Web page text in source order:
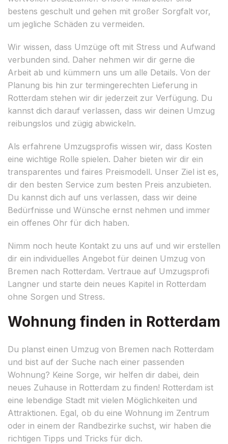
bestens geschult und gehen mit großer Sorgfalt vor,
um jegliche Schäden zu vermeiden.
Wir wissen, dass Umzüge oft mit Stress und Aufwand
verbunden sind. Daher nehmen wir dir gerne die
Arbeit ab und kümmern uns um alle Details. Von der
Planung bis hin zur termingerechten Lieferung in
Rotterdam stehen wir dir jederzeit zur Verfügung. Du
kannst dich darauf verlassen, dass wir deinen Umzug
reibungslos und zügig abwickeln.
Als erfahrene Umzugsprofis wissen wir, dass Kosten
eine wichtige Rolle spielen. Daher bieten wir dir ein
transparentes und faires Preismodell. Unser Ziel ist es,
dir den besten Service zum besten Preis anzubieten.
Du kannst dich auf uns verlassen, dass wir deine
Bedürfnisse und Wünsche ernst nehmen und immer
ein offenes Ohr für dich haben.
Nimm noch heute Kontakt zu uns auf und wir erstellen
dir ein individuelles Angebot für deinen Umzug von
Bremen nach Rotterdam. Vertraue auf Umzugsprofi
Langner und starte dein neues Kapitel in Rotterdam
ohne Sorgen und Stress.
Wohnung finden in Rotterdam
Du planst einen Umzug von Bremen nach Rotterdam
und bist auf der Suche nach einer passenden
Wohnung? Keine Sorge, wir helfen dir dabei, dein
neues Zuhause in Rotterdam zu finden! Rotterdam ist
eine lebendige Stadt mit vielen Möglichkeiten und
Attraktionen. Egal, ob du eine Wohnung im Zentrum
oder in einem der Randbezirke suchst, wir haben die
richtigen Tipps und Tricks für dich.